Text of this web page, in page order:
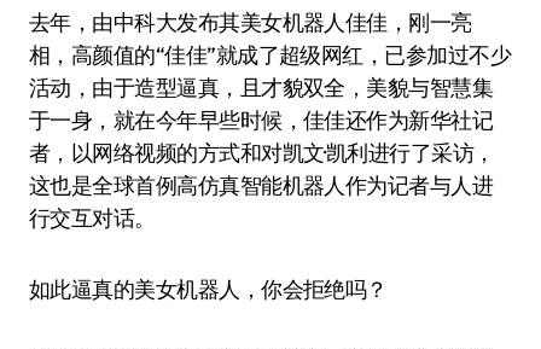
去年，由中科大发布其美女机器人佳佳，刚一亮
相，高颜值的“佳佳”就成了超级网红，已参加过不少
活动，由于造型逼真，且才貌双全，美貌与智慧集
于一身，就在今年早些时候，佳佳还作为新华社记
者，以网络视频的方式和对凯文·凯利进行了采访，
这也是全球首例高仿真智能机器人作为记者与人进
行交互对话。
如此逼真的美女机器人，你会拒绝吗？